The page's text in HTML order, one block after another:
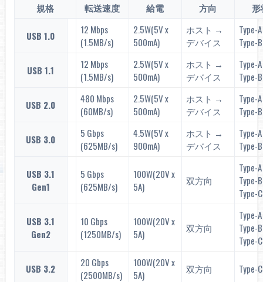
規格 転送速度 給電 方向
USB 1.0
12 Mbps
(1.5MB/s)
2.5W(5V x
500mA)
ホスト →
デバイス
Type-
Type-B
USB 1.1
12 Mbps
(1.5MB/s)
2.5W(5V x
500mA)
ホスト →
デバイス
Type-
Type-B
USB 2.0
480 Mbps
(60MB/s)
2.5W(5V x
500mA)
ホスト →
デバイス
Type-
Type-B
USB 3.0
5 Gbps
(625MB/s)
4.5W(5V x
900mA)
ホスト →
デバイス
Type-
Type-B
USB 3.1
Gen1
5 Gbps
(625MB/s)
100W(20V x
5A)
双方向
Type-
Type-
Type-C
USB 3.1
Gen2
10 Gbps
(1250MB/s)
100W(20V x
5A)
双方向
Type-
Type-
Type-C
USB 3.2
20 Gbps
(2500MB/s)
100W(20V x
5A)
双方向 Type-C